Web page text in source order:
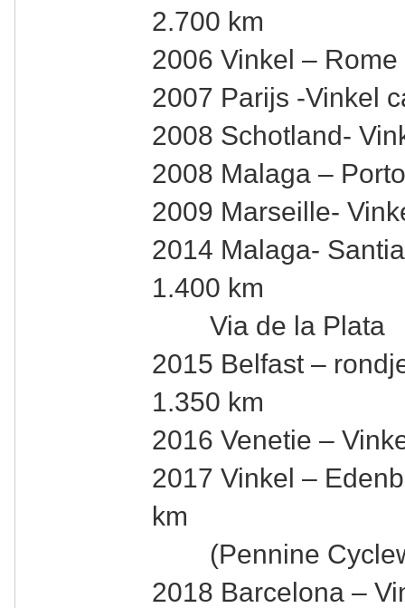
2.700 km
2006 Vinkel –
2007 Parijs -Vinkel
2008 Schotland-
2008 Malaga –
2009 Marseille-
2014 Malaga-
1.400 km
Via de la Plata
2015 Belfast –
1.350 km
2016 Venetie –
2017 Vinkel –
km
(Pennine
2018 Barcelona –